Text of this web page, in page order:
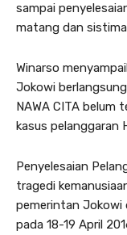
sampai
matang dan
Winarso
Jokowi
NAWA CITA belum
kasus pelanggaran
Penyelesaian
tragedi
pemerintan Jokowi
pada 18-19 April